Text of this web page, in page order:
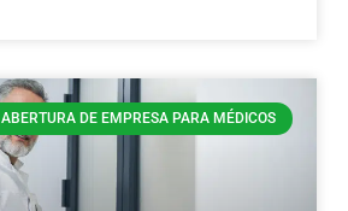
ABERTURA DE EMPRESA PARA MÉDICOS